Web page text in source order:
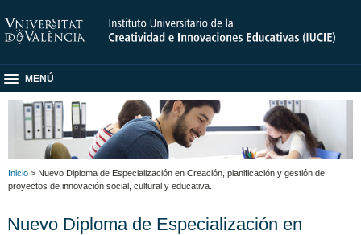
MENÚ
Inicio > Nuevo Diploma de Especialización en Creación, planificación y gestión de
proyectos de innovación social, cultural y educativa.
Nuevo Diploma de Especialización en